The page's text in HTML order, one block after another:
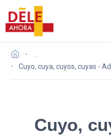
Cuyo, cuya, cuyos, cuyas -
Cuyo,